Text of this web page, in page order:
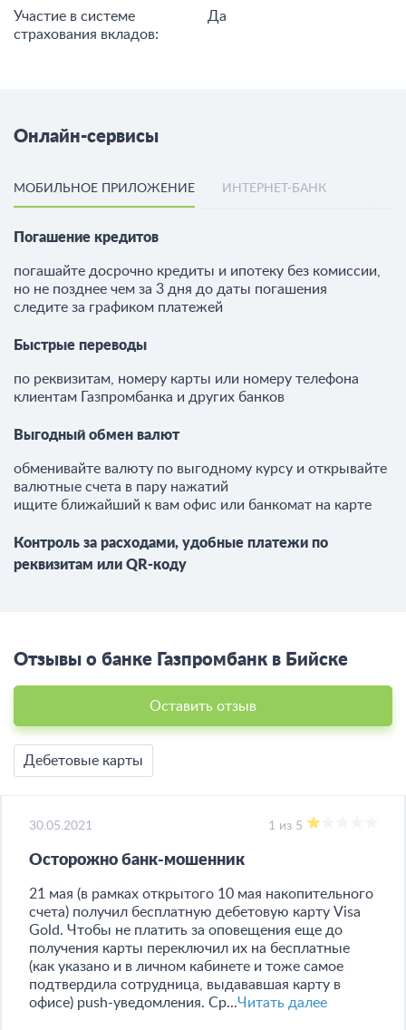
Участие в системе
страхования вкладов:
Да
Онлайн-сервисы
МОБИЛЬНОЕ ПРИЛОЖЕНИЕ ИНТЕРНЕТ-БАНК
Погашение кредитов
погашайте досрочно кредиты и ипотеку без комиссии,
но не позднее чем за 3 дня до даты погашения
следите за графиком платежей
Быстрые переводы
по реквизитам, номеру карты или номеру телефона
клиентам Газпромбанка и других банков
Выгодный обмен валют
обменивайте валюту по выгодному курсу и открывайте
валютные счета в пару нажатий
ищите ближайший к вам офис или банкомат на карте
Контроль за расходами, удобные платежи по
реквизитам или QR-коду
Отзывы о банке Газпромбанк в Бийске
Оставить отзыв
Дебетовые карты
30.05.2021 1 из 5
Осторожно банк-мошенник
21 мая (в рамках открытого 10 мая накопительного
счета) получил бесплатную дебетовую карту Visa
Gold. Чтобы не платить за оповещения еще до
получения карты переключил их на бесплатные
(как указано и в личном кабинете и тоже самое
подтвердила сотрудница, выдававшая карту в
офисе) push-уведомления. Ср...Читать далее